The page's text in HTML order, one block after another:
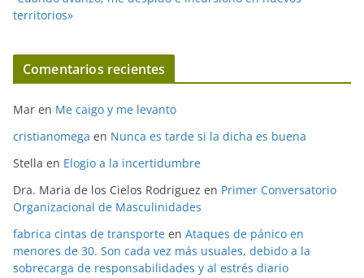
territorios»
Comentarios recientes
Mar en Me caigo y me levanto
cristianomega en Nunca es tarde si la dicha es buena
Stella en Elogio a la incertidumbre
Dra. Maria de los Cielos Rodriguez en Primer Conversatorio
Organizacional de Masculinidades
fabrica cintas de transporte en Ataques de pánico en
menores de 30. Son cada vez más usuales, debido a la
sobrecarga de responsabilidades y al estrés diario